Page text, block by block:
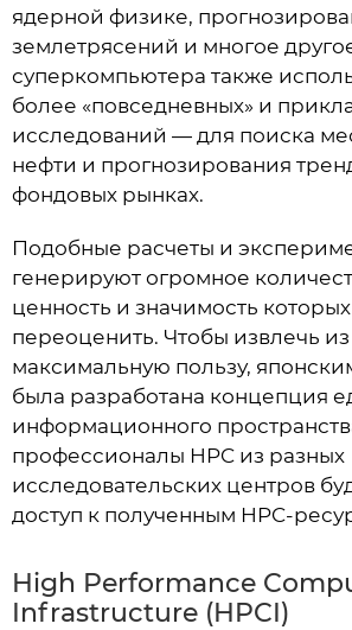
ядерной физике,
землетрясений и многое
суперкомпьютера также
более «повседневных» и
исследований — для поиска
нефти и прогнозирования
фондовых рынках.
Подобные расчеты и
генерируют огромное
ценность и значимость
переоценить. Чтобы извлечь из
максимальную пользу,
была разработана концепция
информационного
профессионалы HPC из разных
исследовательских центров
доступ к полученным HPC-
High Performance
Infrastructure (HPCI)